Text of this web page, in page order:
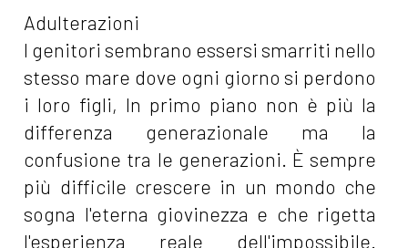
Adulterazioni
I genitori sembrano essersi smarriti nello
stesso mare dove ogni giorno si perdono
i loro figli, In primo piano non è più la
differenza generazionale ma la
confusione tra le generazioni. È sempre
più difficile crescere in un mondo che
sogna l'eterna giovinezza e che rigetta
l'esperienza reale dell'impossibile.